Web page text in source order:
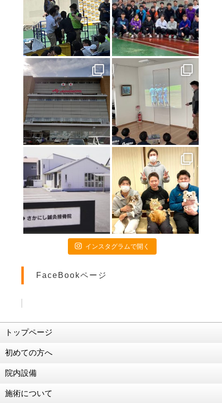
インスタグラムで開く
FaceBookページ
トップページ
初めての方へ
院内設備
施術について